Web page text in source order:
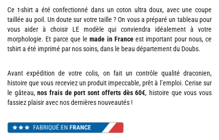
Ce t-shirt a été confectionné dans un coton ultra doux, avec une coupe
taillée au poil. Un doute sur votre taille ? On vous a préparé un tableau pour
vous aider à choisir LE modèle qui conviendra idéalement à votre
morphologie. Et parce que lemade in Franceest important pour nous, ce
tshirt a été imprimé par nos soins, dans le beau département du Doubs.
Avant expédition de votre colis, on fait un contrôle qualité draconien,
histoire que vous receviez un produit impeccable, prêt à l’emploi. Cerise sur
le gâteau,nos frais de port sont offerts dès 60€, histoire que vous vous
fassiez plaisir avec nos dernières nouveautés !